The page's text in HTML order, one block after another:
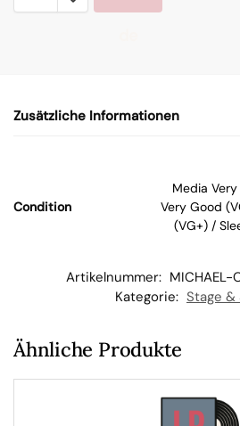
W
Zusätzliche Informationen
Condition
Media
Very Good
(VG+) /
Artikelnummer: MICHAEL-
Kategorie: Stage &
Ähnliche Produkte